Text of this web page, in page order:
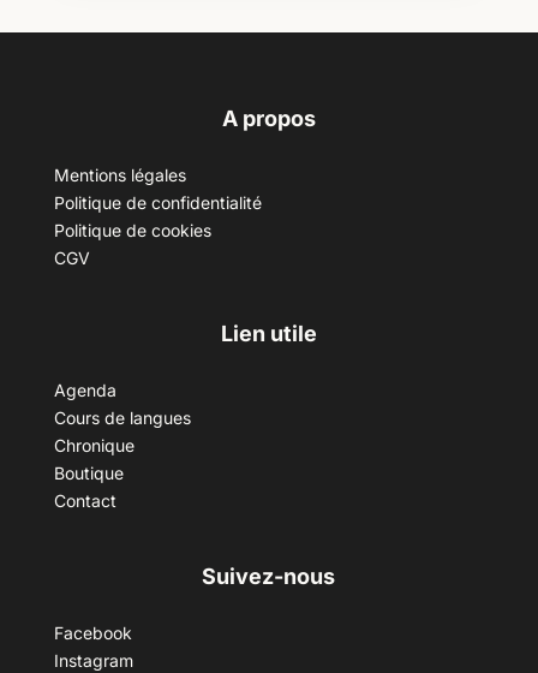
A propos
Mentions légales
Politique de confidentialité
Politique de cookies
CGV
Lien utile
Agenda
Cours de langues
Chronique
Boutique
Contact
Suivez-nous
Facebook
Instagram